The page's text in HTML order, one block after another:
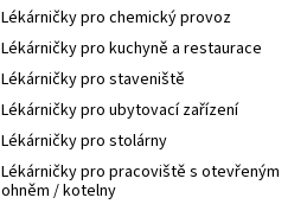
Lékárničky pro chemický provoz
Lékárničky pro kuchyně a restaurace
Lékárničky pro staveniště
Lékárničky pro ubytovací zařízení
Lékárničky pro stolárny
Lékárničky pro pracoviště s otevřeným
ohněm / kotelny